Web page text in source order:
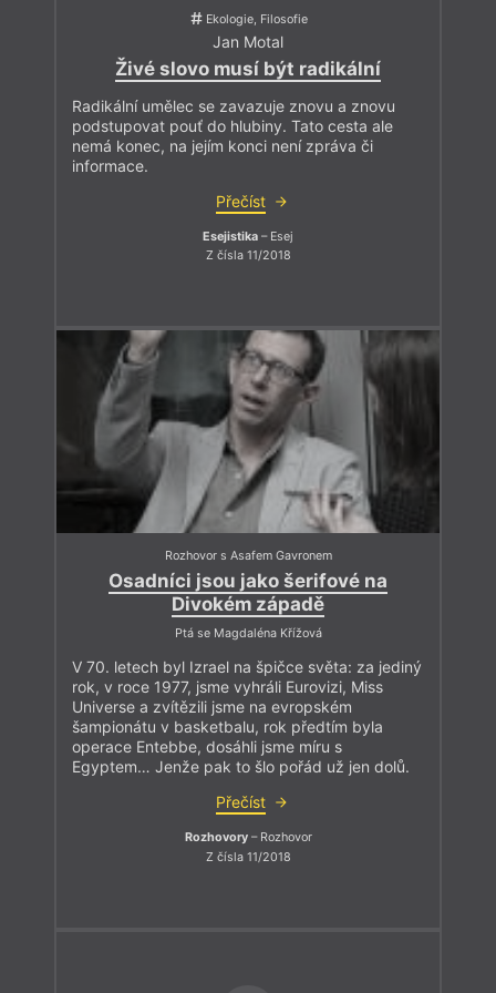
Ekologie, Filosofie
Jan Motal
Živé slovo musí být radikální
Radikální umělec se zavazuje znovu a znovu
podstupovat pouť do hlubiny. Tato cesta ale
nemá konec, na jejím konci není zpráva či
informace.
Přečíst
Esejistika – Esej
Z čísla 11/2018
Rozhovor s Asafem Gavronem
Osadníci jsou jako šerifové na
Divokém západě
Ptá se Magdaléna Křížová
V 70. letech byl Izrael na špičce světa: za jediný
rok, v roce 1977, jsme vyhráli Eurovizi, Miss
Universe a zvítězili jsme na evropském
šampionátu v basketbalu, rok předtím byla
operace Entebbe, dosáhli jsme míru s
Egyptem… Jenže pak to šlo pořád už jen dolů.
Přečíst
Rozhovory– Rozhovor
Z čísla 11/2018